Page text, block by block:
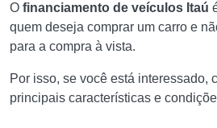
O financiamento de veículos Itaú
quem deseja comprar um carro e
para a compra à vista.
Por isso, se você está interessado,
principais características e